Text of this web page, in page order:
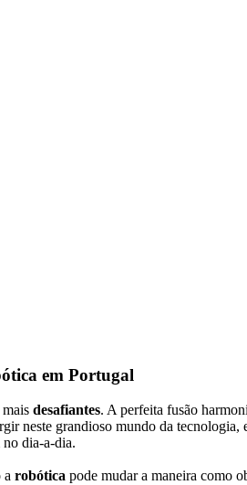
em Portugal
mais desafiantes. A perfeita fusão
neste grandioso mundo da tecnologia,
no dia-a-dia.
a robótica pode mudar a maneira como